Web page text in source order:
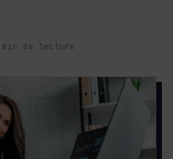
min de lecture